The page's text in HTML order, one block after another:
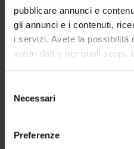
pubblicare annunci e
gli annunci e i contenuti,
i servizi. Avete la possibilità
vostri dati e per quali scopi.
modificare o revocare il
momento dalla
delNecessari
Preferenze
Notices
Governing bodies
PHD PROGRAMMES AND